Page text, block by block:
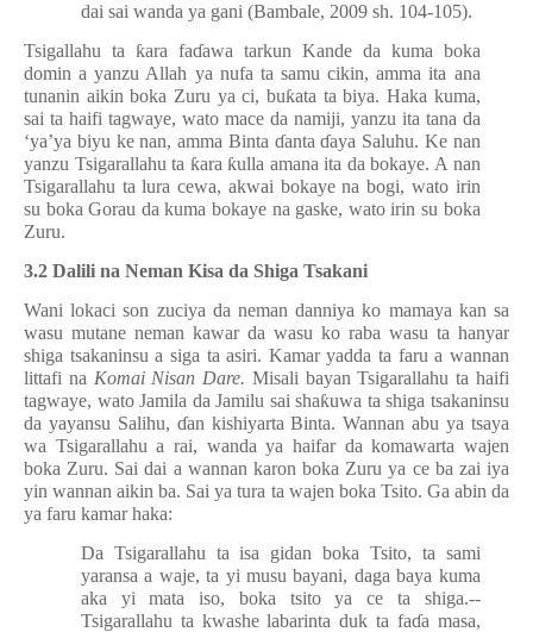
dai sai wanda ya gani (Bambale, 2009 sh. 104-105).
Tsigallahu ta ƙara faɗawa tarkun Kande da kuma boka
domin a yanzu Allah ya nufa ta samu cikin, amma ita ana
tunanin aikin boka Zuru ya ci, buƙata ta biya. Haka kuma,
sai ta haifi tagwaye, wato mace da namiji, yanzu ita tana da
‘ya’ya biyu ke nan, amma Binta ɗantaɗaya Saluhu. Ke nan
yanzu Tsigarallahu ta ƙara ƙulla amana ita da bokaye. A nan
Tsigarallahu ta lura cewa, akwai bokaye na bogi, wato irin
su boka Gorau da kuma bokaye na gaske, wato irin su boka
Zuru.
3.2 Dalili na Neman Kisa da Shiga Tsakani
Wani lokaci son zuciya da neman danniya ko mamaya kan sa
wasu mutane neman kawar da wasu ko raba wasu ta hanyar
shiga tsakaninsu a siga ta asiri. Kamar yadda ta faru a wannan
littafi na Komai Nisan Dare. Misali bayan Tsigarallahu ta haifi
tagwaye, wato Jamila da Jamilu sai shaƙuwa ta shiga tsakaninsu
da yayansu Salihu, ɗan kishiyarta Binta. Wannan abu ya tsaya
wa Tsigarallahu a rai, wanda ya haifar da komawarta wajen
boka Zuru. Sai dai a wannan karon boka Zuru ya ce ba zai iya
yin wannan aikin ba. Sai ya tura ta wajen boka Tsito. Ga abin da
ya faru kamar haka:
Da Tsigarallahu ta isa gidan boka Tsito, ta sami
yaransa a waje, ta yi musu bayani, daga baya kuma
aka yi mata iso, boka tsito ya ce ta shiga.--
Tsigarallahu ta kwashe labarinta duk ta faɗa masa,